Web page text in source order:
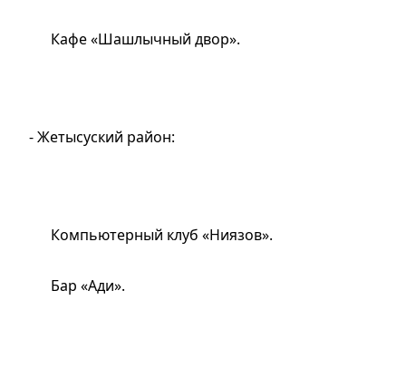
Кафе «Шашлычный двор».
- Жетысуский район:
Компьютерный клуб «Ниязов».
Бар «Ади».